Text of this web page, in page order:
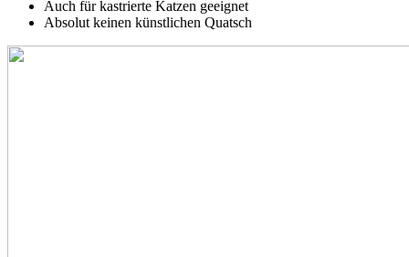
Auch für kastrierte Katzen geeignet
Absolut keinen künstlichen Quatsch